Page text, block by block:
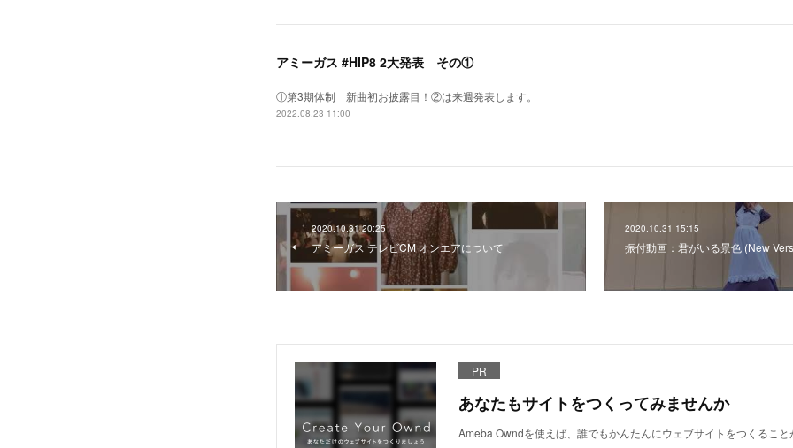
アミーガス #HIP8 2大発表 その①
①第3期体制 新曲初お披露目！②は来週発表します。
2022.08.23 11:00
2020.10.31 20:25
アミーガス テレビCM オンエアについて
2020.10.31 15:15
振付動画：君がいる景色 (New
PR
あなたもサイトをつくってみませんか
Ameba Owndを使えば、誰でもかんたんにウェブサイトをつくること